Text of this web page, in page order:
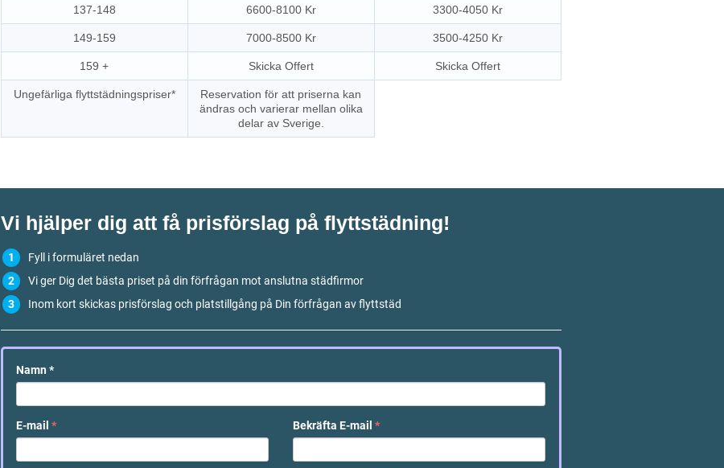
137-148 6600-8100 Kr 3300-4050 Kr
149-159 7000-8500 Kr 3500-4250 Kr
159 + Skicka Offert Skicka Offert
Ungefärliga flyttstädningspriser*
Reservation för att priserna kan
ändras och varierar mellan olika
delar av Sverige.
Vi hjälper dig att få prisförslag på flyttstädning!
Fyll i formuläret nedan
Vi ger Dig det bästa priset på din förfrågan mot anslutna städfirmor
Inom kort skickas prisförslag och platstillgång på Din förfrågan av flyttstäd
Namn*
E-mail* Bekräfta E-mail*